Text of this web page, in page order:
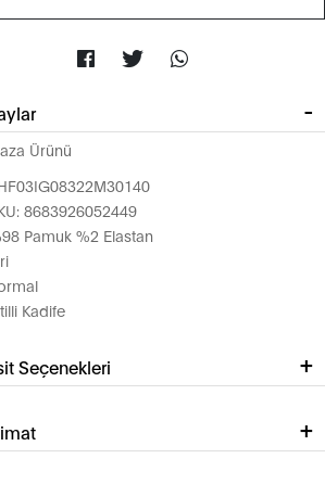
Ürünü
8683926052449
Pamuk %2 Elastan
Kadife
Seçenekleri